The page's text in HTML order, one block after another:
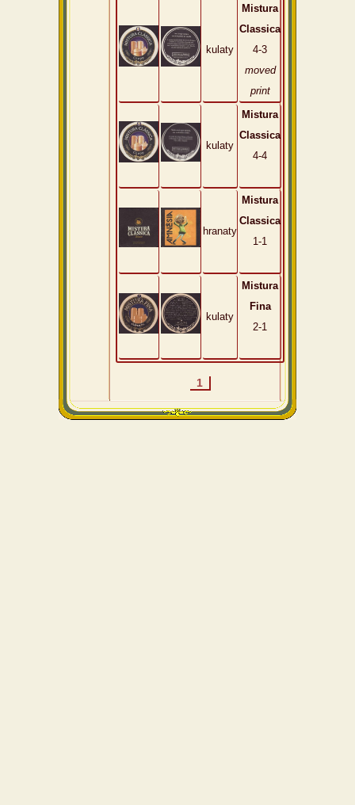
kulaty
Mistura
Classica
4-3
moved
print
kulaty
Mistura
Classica
4-4
hranaty
Mistura
Classica
1-1
kulaty
Mistura
Fina
2-1
1